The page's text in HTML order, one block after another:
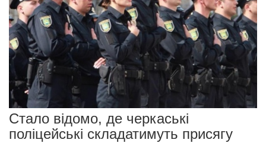
Стало відомо, де черкаські
поліцейські складатимуть присягу